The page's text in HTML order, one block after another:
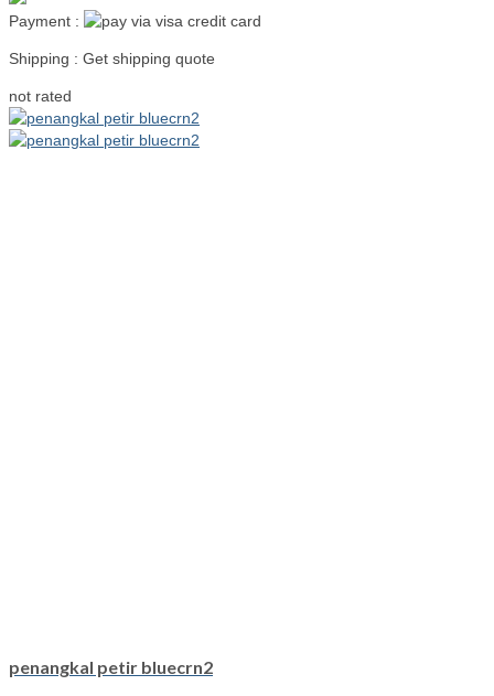
Payment :
Shipping : Get shipping quote
not rated
penangkal petir bluecrn2